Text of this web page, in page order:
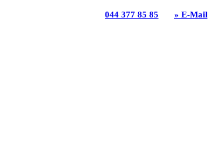
044 377 85 85 » E-Mail